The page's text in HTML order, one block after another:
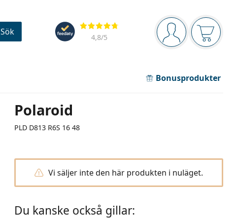
Navigeringsmeny
Du är inloggad
Recensioner
4,8/5
Sök
Bonusprodukter
Polaroid
PLD D813 R6S 16 48
Vi säljer inte den här produkten i nuläget.
Du kanske också gillar: